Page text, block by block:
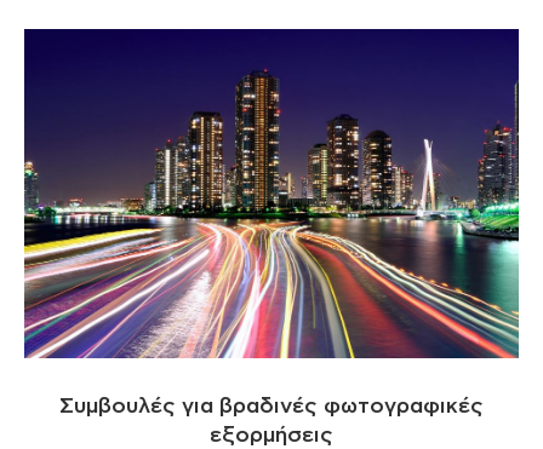
Συμβουλές για βραδινές φωτογραφικές
εξορμήσεις